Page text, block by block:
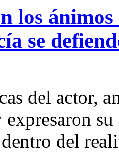
los
se
del actor,
expresaron
del